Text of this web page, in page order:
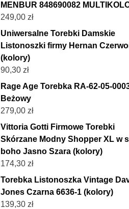
MENBUR 848690082
249,00 zł
Uniwersalne Torebki Damskie
Listonoszki firmy Hernan
(kolory)
90,30 zł
Rage Age Torebka RA-62-05-
Beżowy
279,00 zł
Vittoria Gotti Firmowe Torebki
Skórzane Modny Shopper XL w
boho Jasno Szara (kolory)
174,30 zł
Torebka Listonoszka Vintage
Jones Czarna 6636-1 (kolory)
139,30 zł